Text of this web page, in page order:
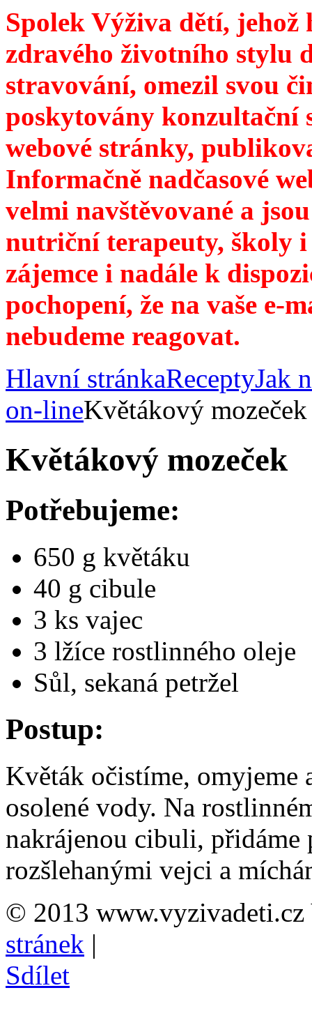
Spolek Výživa dětí,
zdravého životního stylu
stravování, omezil svou
poskytovány konzultační
webové stránky,
Informačně nadčasové
velmi navštěvované a
nutriční terapeuty, školy
zájemce i nadále k
pochopení, že na vaše e-
nebudeme reagovat.
Hlavní stránkaReceptyJak
on-lineKvětákový mozeček
Květákový mozeček
Potřebujeme:
650 g květáku
40 g cibule
3 ks vajec
3 lžíce rostlinného oleje
Sůl, sekaná petržel
Postup:
Květák očistíme, omyjeme
osolené vody. Na
nakrájenou cibuli, přidáme
rozšlehanými vejci a
© 2013 www.vyzivadeti.cz
stránek |
Sdílet